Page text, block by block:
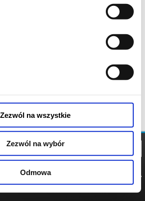
Zezwól na wszystkie
Zezwól na wybór
Odmowa
POLITYKA
POLITYKA